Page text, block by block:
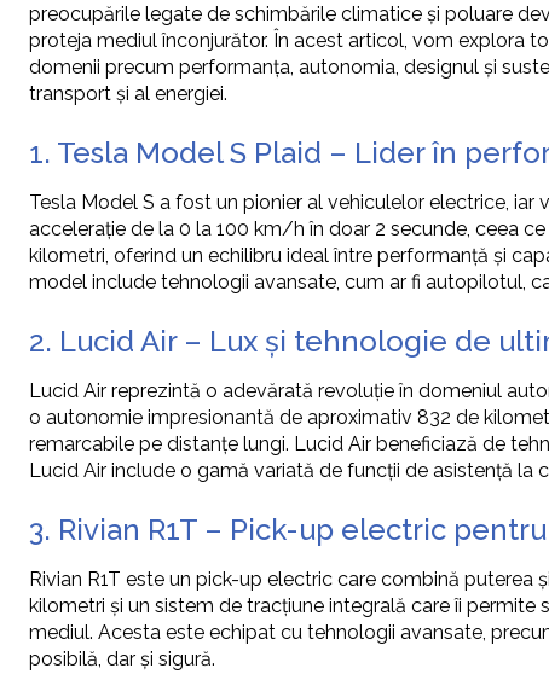
preocupările legate de schimbările climatice și poluare
proteja mediul înconjurător. În acest articol, vom explora
domenii precum performanța, autonomia, designul și
transport și al energiei.
1. Tesla Model S Plaid – Lider în
Tesla Model S a fost un pionier al vehiculelor electrice,
accelerație de la 0 la 100 km/h în doar 2 secunde, ceea
kilometri, oferind un echilibru ideal între performanță și
model include tehnologii avansate, cum ar fi autopilotul,
2. Lucid Air – Lux și tehnologie de
Lucid Air reprezintă o adevărată revoluție în domeniul
o autonomie impresionantă de aproximativ 832 de
remarcabile pe distanțe lungi. Lucid Air beneficiază de
Lucid Air include o gamă variată de funcții de asistență la
3. Rivian R1T – Pick-up electric
Rivian R1T este un pick-up electric care combină
kilometri și un sistem de tracțiune integrală care îi
mediul. Acesta este echipat cu tehnologii avansate,
posibilă, dar și sigură.